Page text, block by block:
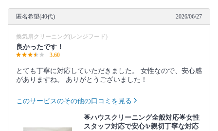
匿名希望(40代) 2026/06/27
換気扇クリーニング(レンジフード)
良かったです！
3.60
とても丁寧に対応していただきました。 女性なので、安心感
がありますね。 ありがとうございました！
このサービスのその他の口コミを見る
🌟ハウスクリーニング全般対応🌟女性
スタッフ対応で安心✨親切丁寧な対応